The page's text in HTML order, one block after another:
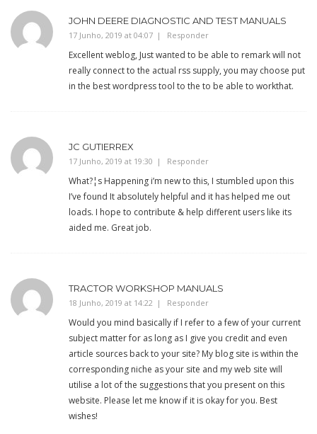
JOHN DEERE DIAGNOSTIC AND TEST MANUALS
17 Junho, 2019 at 04:07 Responder
Excellent weblog, Just wanted to be able to remark will not
really connect to the actual rss supply, you may choose put
in the best wordpress tool to the to be able to workthat.
JC GUTIERREX
17 Junho, 2019 at 19:30 Responder
What?¦s Happening i’m new to this, I stumbled upon this
I’ve found It absolutely helpful and it has helped me out
loads. I hope to contribute & help different users like its
aided me. Great job.
TRACTOR WORKSHOP MANUALS
18 Junho, 2019 at 14:22 Responder
Would you mind basically if I refer to a few of your current
subject matter for as long as I give you credit and even
article sources back to your site? My blog site is within the
corresponding niche as your site and my web site will
utilise a lot of the suggestions that you present on this
website. Please let me know if it is okay for you. Best
wishes!